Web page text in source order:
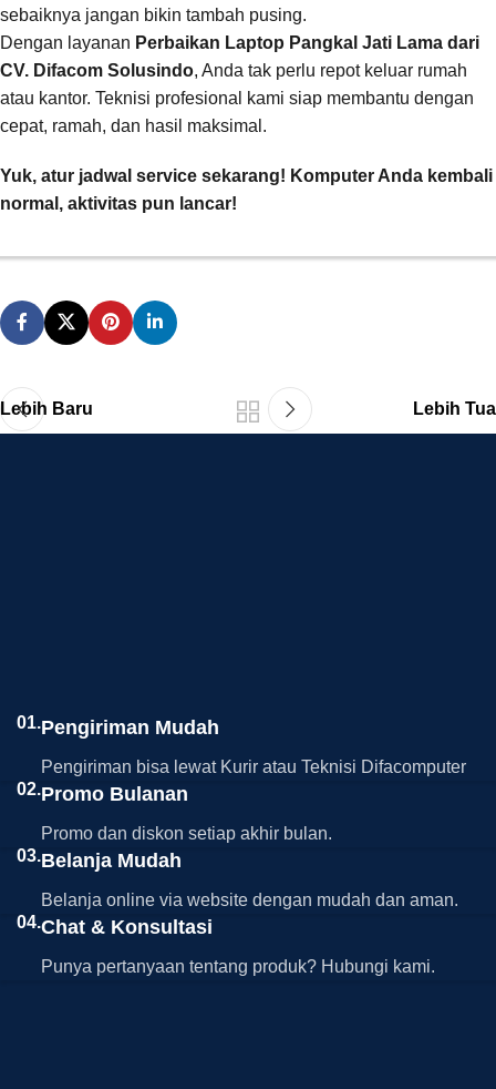
sebaiknya jangan bikin tambah pusing.
Dengan layanan Perbaikan Laptop Pangkal Jati Lama dari
CV. Difacom Solusindo, Anda tak perlu repot keluar rumah
atau kantor. Teknisi profesional kami siap membantu dengan
cepat, ramah, dan hasil maksimal.
Yuk, atur jadwal service sekarang! Komputer Anda kembali
normal, aktivitas pun lancar!
Lebih Baru Lebih Tua
01.Pengiriman Mudah
Pengiriman bisa lewat Kurir atau Teknisi Difacomputer
02.Promo Bulanan
Promo dan diskon setiap akhir bulan.
03.Belanja Mudah
Belanja online via website dengan mudah dan aman.
04.Chat & Konsultasi
Punya pertanyaan tentang produk? Hubungi kami.